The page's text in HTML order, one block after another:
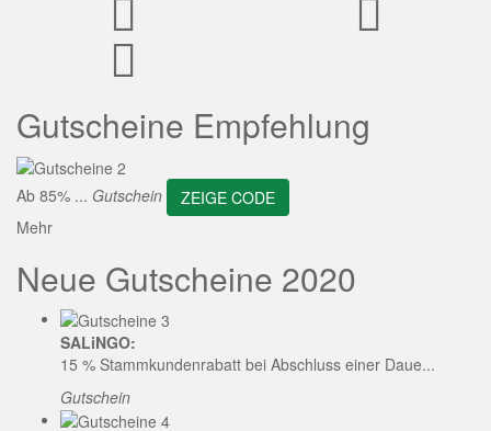
Gutscheine Empfehlung
Ab 85% ... Gutschein
ZEIGE CODE
Mehr
Neue Gutscheine 2020
SALiNGO:
15 % Stammkundenrabatt bei Abschluss einer Daue...
Gutschein